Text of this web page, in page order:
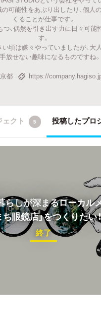
の可能性をあぶり出したり、個人
くることが仕事です。
つ、偶然を引き出す力に日々可能
す。
い頃は嫌々やっていましたが、大
放せない趣味になるものですね。
都 https://
クト 5 投稿したプロ
らしが深まるローカル
眼鏡店」をつくりたい
終了